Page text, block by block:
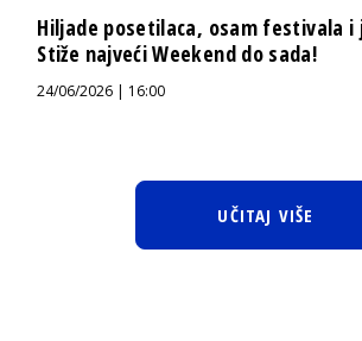
Hiljade posetilaca, osam festivala i
Stiže najveći Weekend do sada!
24/06/2026 | 16:00
UČITAJ VIŠE